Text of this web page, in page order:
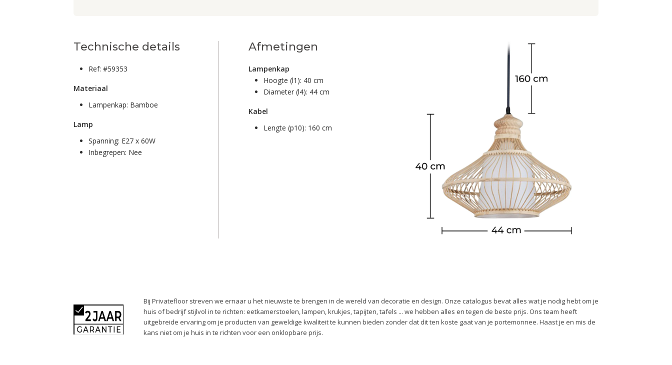
Technische details
Ref: #59353
Materiaal
Lampenkap: Bamboe
Lamp
Spanning: E27 x 60W
Inbegrepen: Nee
Afmetingen
Lampenkap
Hoogte (l1): 40 cm
Diameter (l4): 44 cm
Kabel
Lengte (p10): 160 cm
Bij Privatefloor streven we ernaar u het nieuwste te brengen in de wereld van decoratie en design. Onze catalogus bevat alles wat je nodig hebt om je
huis of bedrijf stijlvol in te richten: eetkamerstoelen, lampen, krukjes, tapijten, tafels ... we hebben alles en tegen de beste prijs. Ons team heeft
uitgebreide ervaring om je producten van geweldige kwaliteit te kunnen bieden zonder dat dit ten koste gaat van je portemonnee. Haast je en mis de
kans niet om je huis in te richten voor een onklopbare prijs.